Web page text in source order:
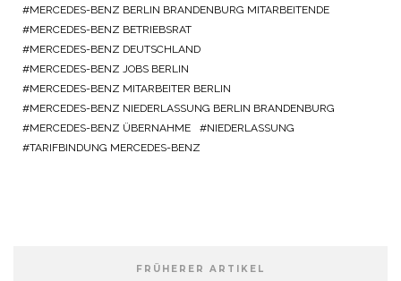
MERCEDES-BENZ BERLIN BRANDENBURG MITARBEITENDE
MERCEDES-BENZ BETRIEBSRAT
MERCEDES-BENZ DEUTSCHLAND
MERCEDES-BENZ JOBS BERLIN
MERCEDES-BENZ MITARBEITER BERLIN
MERCEDES-BENZ NIEDERLASSUNG BERLIN BRANDENBURG
MERCEDES-BENZ ÜBERNAHME
NIEDERLASSUNG
TARIFBINDUNG MERCEDES-BENZ
FRÜHERER ARTIKEL